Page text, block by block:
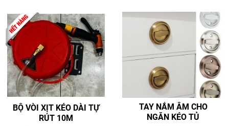
BỘ VÒI XỊT KÉO DÀI TỰ
RÚT 10M
TAY NẮM ÂM CHO
NGĂN KÉO TỦ